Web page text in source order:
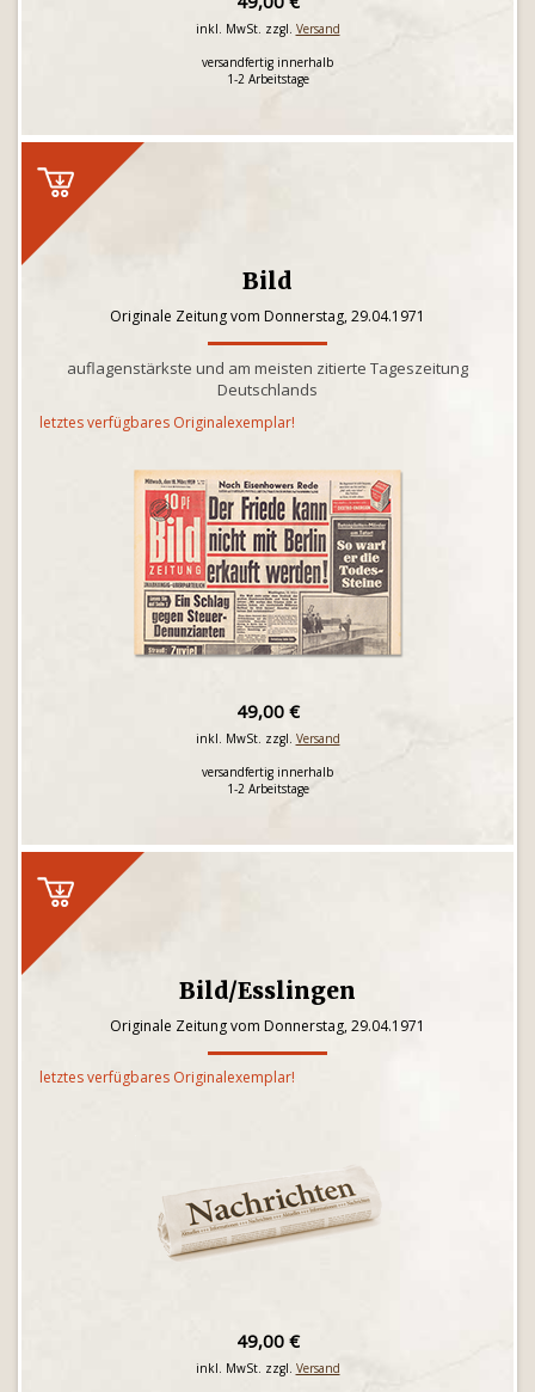
inkl. MwSt. zzgl. Versand
versandfertig innerhalb
1-2 Arbeitstage
Bild
Originale Zeitung vom Donnerstag, 29.04.1971
auflagenstärkste und am meisten zitierte Tageszeitung
Deutschlands
letztes verfügbares Originalexemplar!
49,00 €
inkl. MwSt. zzgl. Versand
versandfertig innerhalb
1-2 Arbeitstage
Bild/Esslingen
Originale Zeitung vom Donnerstag, 29.04.1971
letztes verfügbares Originalexemplar!
49,00 €
inkl. MwSt. zzgl. Versand